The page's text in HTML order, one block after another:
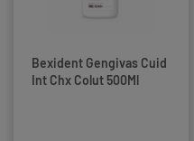
Bexident Gengivas Cuid
Int Chx Colut 500Ml